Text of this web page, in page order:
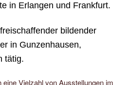
in Erlangen und Frankfurt.
bildender
in Gunzenhausen,
tätig.
Vielzahl von Ausstellungen im